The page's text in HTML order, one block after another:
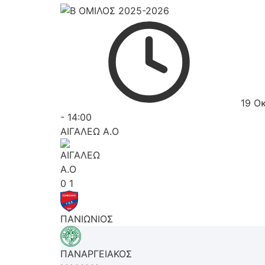
19
- 14:00
ΑΙΓΑΛΕΩ A.O
0 1
ΠΑΝΙΩΝΙΟΣ
ΠΑΝΑΡΓΕΙΑΚΟΣ